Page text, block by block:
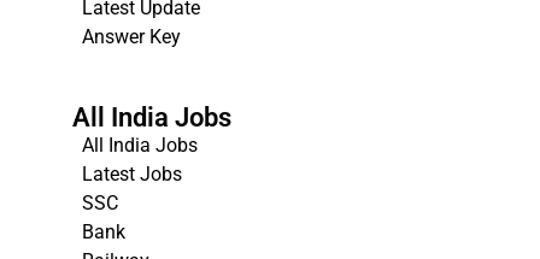
Latest Update
Answer Key
All India Jobs
All India Jobs
Latest Jobs
SSC
Bank